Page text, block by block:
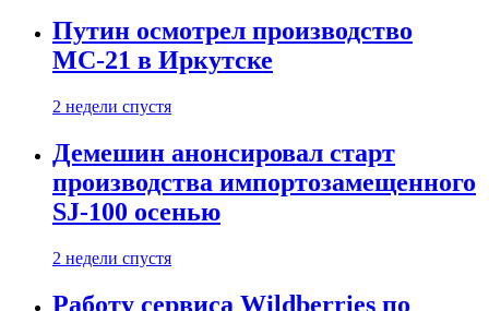
Путин осмотрел производство
МС-21 в Иркутске
2 недели спустя
Демешин анонсировал старт
производства импортозамещенного
SJ-100 осенью
2 недели спустя
Работу сервиса Wildberries по